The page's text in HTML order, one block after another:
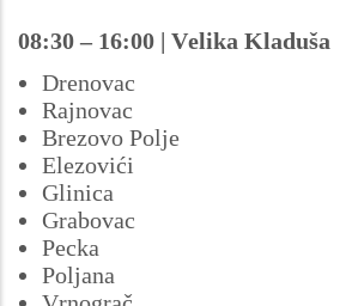
08:30 – 16:00 | Velika Kladuša
Drenovac
Rajnovac
Brezovo Polje
Elezovići
Glinica
Grabovac
Pecka
Poljana